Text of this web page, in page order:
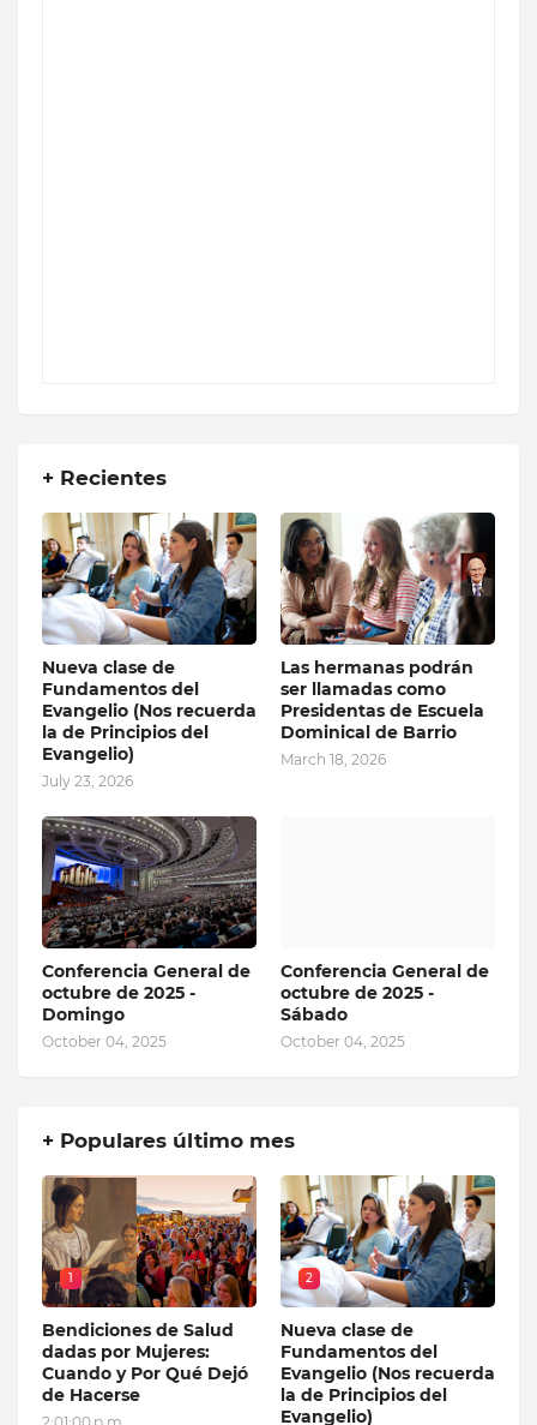
+ Recientes
Nueva clase de
Fundamentos del
Evangelio (Nos recuerda
la de Principios del
Evangelio)
July 23, 2026
Las hermanas podrán
ser llamadas como
Presidentas de Escuela
Dominical de Barrio
March 18, 2026
Conferencia General de
octubre de 2025 -
Domingo
October 04, 2025
Conferencia General de
octubre de 2025 -
Sábado
October 04, 2025
+ Populares último mes
1
Bendiciones de Salud
dadas por Mujeres:
Cuando y Por Qué Dejó
de Hacerse
2
Nueva clase de
Fundamentos del
Evangelio (Nos recuerda
la de Principios del
Evangelio)